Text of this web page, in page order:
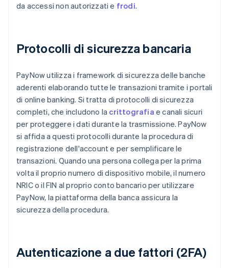
da accessi non autorizzati e frodi.
Protocolli di sicurezza bancaria
PayNow utilizza i framework di sicurezza delle banche
aderenti elaborando tutte le transazioni tramite i portali
di online banking. Si tratta di protocolli di sicurezza
completi, che includono la crittografia e canali sicuri
per proteggere i dati durante la trasmissione. PayNow
si affida a questi protocolli durante la procedura di
registrazione dell'account e per semplificare le
transazioni. Quando una persona collega per la prima
volta il proprio numero di dispositivo mobile, il numero
NRIC o il FIN al proprio conto bancario per utilizzare
PayNow, la piattaforma della banca assicura la
sicurezza della procedura.
Autenticazione a due fattori (2FA)